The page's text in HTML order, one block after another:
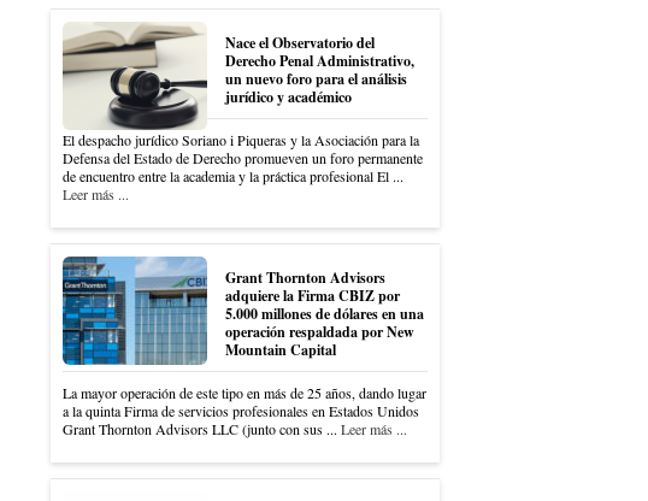
Nace el Observatorio del
Derecho Penal Administrativo,
un nuevo foro para el análisis
jurídico y académico
El despacho jurídico Soriano i Piqueras y la Asociación para la
Defensa del Estado de Derecho promueven un foro permanente
de encuentro entre la academia y la práctica profesional El ...
Leer más ...
Grant Thornton Advisors
adquiere la Firma CBIZ por
5.000 millones de dólares en una
operación respaldada por New
Mountain Capital
La mayor operación de este tipo en más de 25 años, dando lugar
a la quinta Firma de servicios profesionales en Estados Unidos
Grant Thornton Advisors LLC (junto con sus ... Leer más ...